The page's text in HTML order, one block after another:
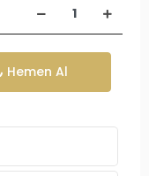
Hemen Al